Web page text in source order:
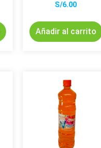
S/6.00
Añadir al carrito